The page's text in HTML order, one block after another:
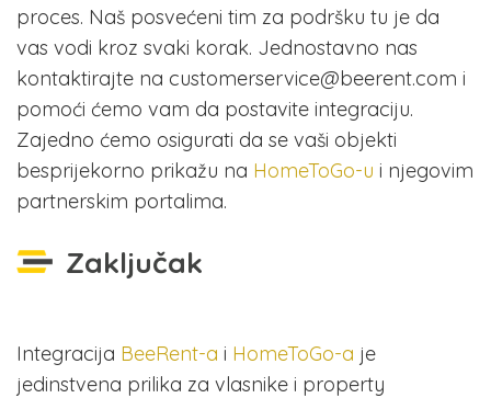
proces. Naš posvećeni tim za podršku tu je da
vas vodi kroz svaki korak. Jednostavno nas
kontaktirajte na customerservice@beerent.com i
pomoći ćemo vam da postavite integraciju.
Zajedno ćemo osigurati da se vaši objekti
besprijekorno prikažu na HomeToGo-u i njegovim
partnerskim portalima.
Zaključak
Integracija BeeRent-a i HomeToGo-a je
jedinstvena prilika za vlasnike i property